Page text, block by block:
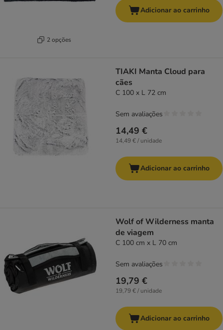
2 opções
Adicionar ao carrinho
TIAKI Manta Cloud para
cães
C 100 x L 72 cm
14,49 €
14,49 € / unidade
Sem avaliações
Adicionar ao carrinho
Wolf of Wilderness manta
de viagem
C 100 cm x L 70 cm
19,79 €
19,79 € / unidade
Sem avaliações
Adicionar ao carrinho